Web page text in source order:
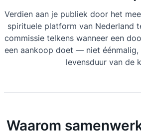
Verdien aan je publiek door het
spirituele platform van Nederland
commissie telkens wanneer een
een aankoop doet — niet éénmalig,
levensduur van de
Waarom